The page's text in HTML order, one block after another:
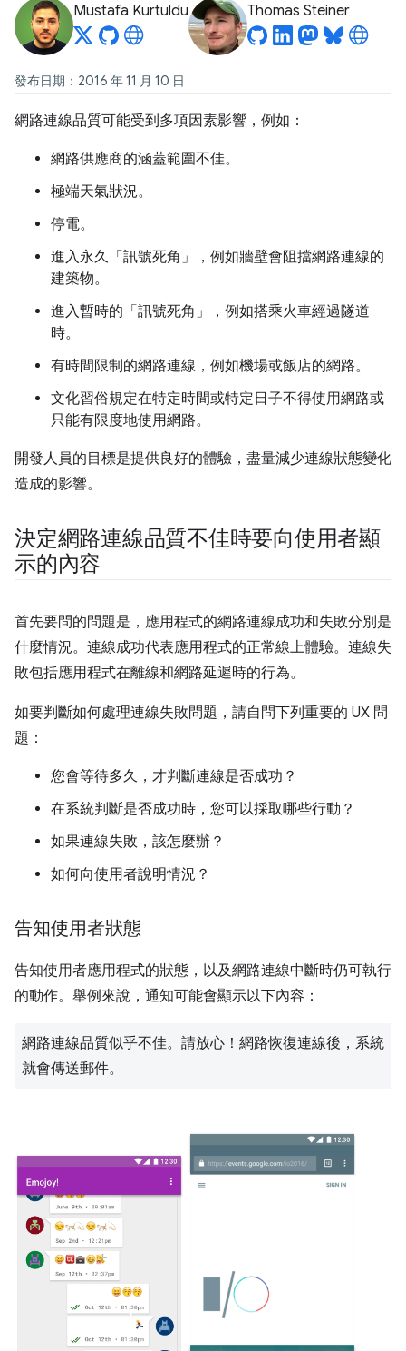
Mustafa Kurtuldu Thomas Steiner
發布日期：2016 年 11 月 10 日
網路連線品質可能受到多項因素影響，例如：
網路供應商的涵蓋範圍不佳。
極端天氣狀況。
停電。
進入永久「訊號死角」，例如牆壁會阻擋網路連線的
建築物。
進入暫時的「訊號死角」，例如搭乘火車經過隧道
時。
有時間限制的網路連線，例如機場或飯店的網路。
文化習俗規定在特定時間或特定日子不得使用網路或
只能有限度地使用網路。
開發人員的目標是提供良好的體驗，盡量減少連線狀態變化
造成的影響。
決定網路連線品質不佳時要向使用者顯
示的內容
首先要問的問題是，應用程式的網路連線成功和失敗分別是
什麼情況。連線成功代表應用程式的正常線上體驗。連線失
敗包括應用程式在離線和網路延遲時的行為。
如要判斷如何處理連線失敗問題，請自問下列重要的 UX 問
題：
您會等待多久，才判斷連線是否成功？
在系統判斷是否成功時，您可以採取哪些行動？
如果連線失敗，該怎麼辦？
如何向使用者說明情況？
告知使用者狀態
告知使用者應用程式的狀態，以及網路連線中斷時仍可執行
的動作。舉例來說，通知可能會顯示以下內容：
網路連線品質似乎不佳。請放心！網路恢復連線後，系統
就會傳送郵件。